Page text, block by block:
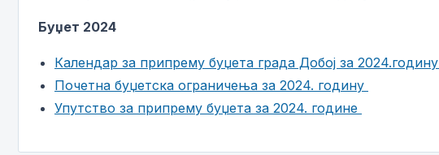
Буџет 2024
Календар за припрему буџета града Добој за 2024.годину
Почетна буџетска ограничења за 2024. годину
Упутство за припрему буџета за 2024. године